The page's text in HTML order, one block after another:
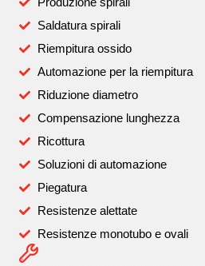
Saldatura spirali
Riempitura ossido
Automazione per la riempitura
Riduzione diametro
Compensazione lunghezza
Ricottura
Soluzioni di automazione
Piegatura
Resistenze alettate
Resistenze monotubo e ovali